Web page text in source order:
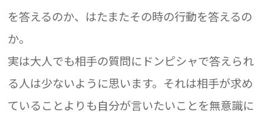
を答えるのか、はたまたその時の行動を答えるの
か。
実は大人でも相手の質問にドンピシャで答えられ
る人は少ないように思います。それは相手が求め
ていることよりも自分が言いたいことを無意識に